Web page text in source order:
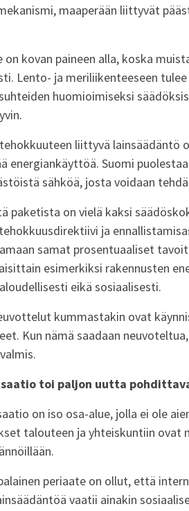
maaperään liittyvät
on kovan paineen alla, koska
Lento- ja meriliikenteeseen
huomioimiseksi
liittyvä lainsäädäntö
energiankäyttöä. Suomi
sähköä, josta voidaan
paketista on vielä kaksi
ja
samat prosentuaaliset
esimerkiksi rakennusten
eikä sosiaalisesti.
kummastakin ovat
Kun nämä saadaan
toi paljon uutta
on iso osa-alue, jolla ei ole
talouteen ja yhteiskuntiin ovat
periaate on ollut, että
vaatii ainakin